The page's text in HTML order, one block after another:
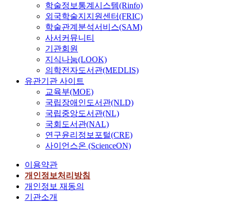
학술정보통계시스템(Rinfo)
외국학술지지원센터(FRIC)
학술관계분석서비스(SAM)
사서커뮤니티
기관회원
지식나눔(LOOK)
의학전자도서관(MEDLIS)
유관기관 사이트
교육부(MOE)
국립장애인도서관(NLD)
국립중앙도서관(NL)
국회도서관(NAL)
연구윤리정보포털(CRE)
사이언스온 (ScienceON)
이용약관
개인정보처리방침
개인정보 재동의
기관소개